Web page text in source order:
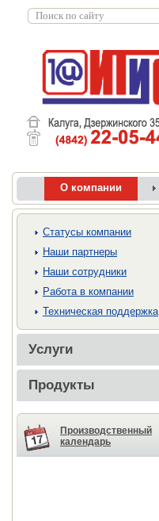
О компании
Cтатусы компании
Наши партнеры
Наши сотрудники
Работа в компании
Техническая поддержка
Услуги
Продукты
Производственный
календарь